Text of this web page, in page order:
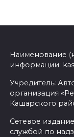
Наименование
информации:
Учредитель:
организация
Кашарского
Сетевое
службой по